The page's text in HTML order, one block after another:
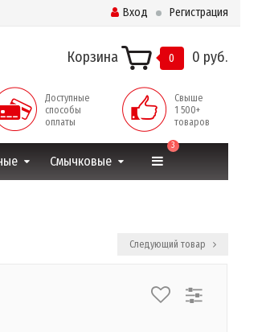
Вход Регистрация
Корзина 0 0 руб.
Доступные
способы
оплаты
Свыше
1 500+
товаров
Смычковые
3
Следующий товар